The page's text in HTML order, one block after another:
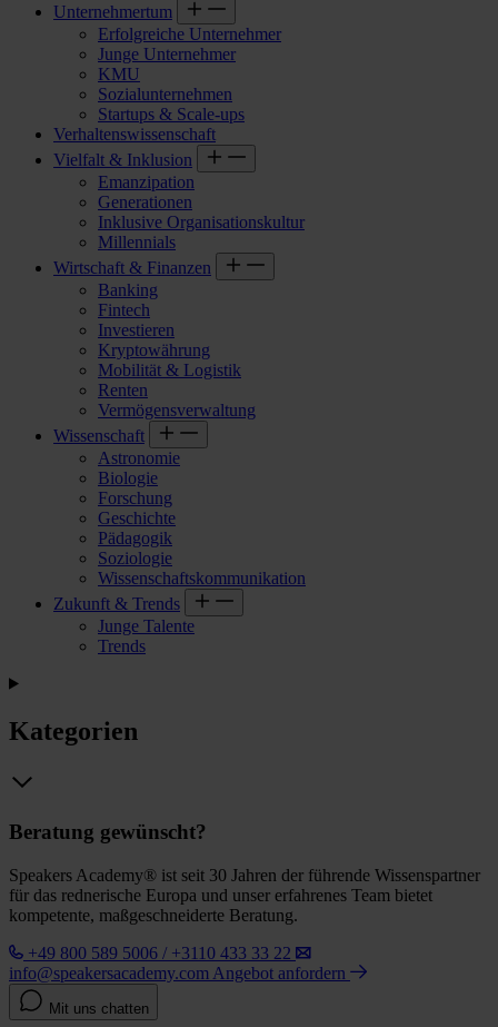
Unternehmertum
Erfolgreiche Unternehmer
Junge Unternehmer
KMU
Sozialunternehmen
Startups & Scale-ups
Verhaltenswissenschaft
Vielfalt & Inklusion
Emanzipation
Generationen
Inklusive Organisationskultur
Millennials
Wirtschaft & Finanzen
Banking
Fintech
Investieren
Kryptowährung
Mobilität & Logistik
Renten
Vermögensverwaltung
Wissenschaft
Astronomie
Biologie
Forschung
Geschichte
Pädagogik
Soziologie
Wissenschaftskommunikation
Zukunft & Trends
Junge Talente
Trends
Kategorien
Beratung gewünscht?
Speakers Academy® ist seit 30 Jahren der führende Wissenspartner
für das rednerische Europa und unser erfahrenes Team bietet
kompetente, maßgeschneiderte Beratung.
+49 800 589 5006 / +3110 433 33 22
info@speakersacademy.com Angebot anfordern
Mit uns chatten